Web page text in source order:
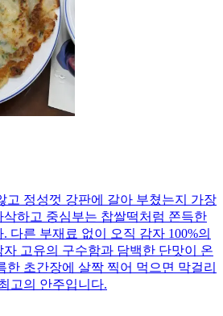
고 정성껏 강판에 갈아 부쳤는지 가장
하고 중심부는 찹쌀떡처럼 쫀득한
다른 부재료 없이 오직 감자 100%의
고유의 구수함과 담백한 단맛이 온
한 초간장에 살짝 찍어 먹으면 막걸리
고의 안주입니다.